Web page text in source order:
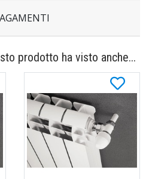
prodotto ha visto anche...